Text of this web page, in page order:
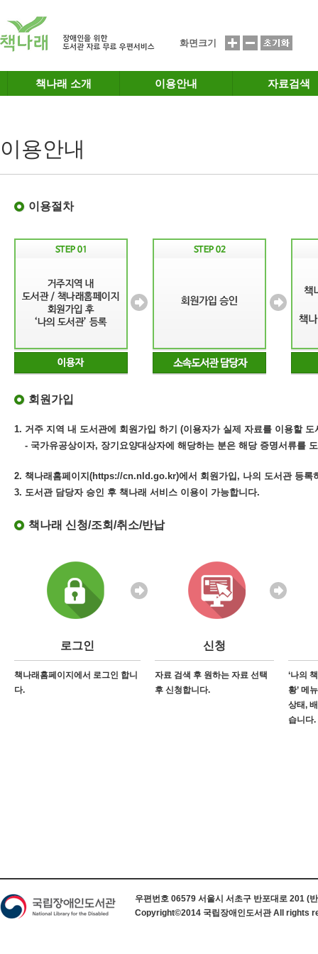
화면크기
책나래 소개 이용안내 자료검색
이용안내
이용절차
회원가입
1. 거주 지역 내 도서관에 회원가입 하기 (이용자가 실제 자료를 이용할 도
- 국가유공상이자, 장기요양대상자에 해당하는 분은 해당 증명서류를
2. 책나래홈페이지(https://cn.nld.go.kr)에서 회원가입, 나의 도서관 등록
3. 도서관 담당자 승인 후 책나래 서비스 이용이 가능합니다.
책나래 신청/조회/취소/반납
로그인
책나래홈페이지에서 로그인 합니
다.
신청
자료 검색 후 원하는 자료 선택
후 신청합니다.
‘나의
황’ 메
상태,
습니다.
우편번호 06579 서울시 서초구 반포대로 201 (
Copyright©2014 국립장애인도서관 All rights